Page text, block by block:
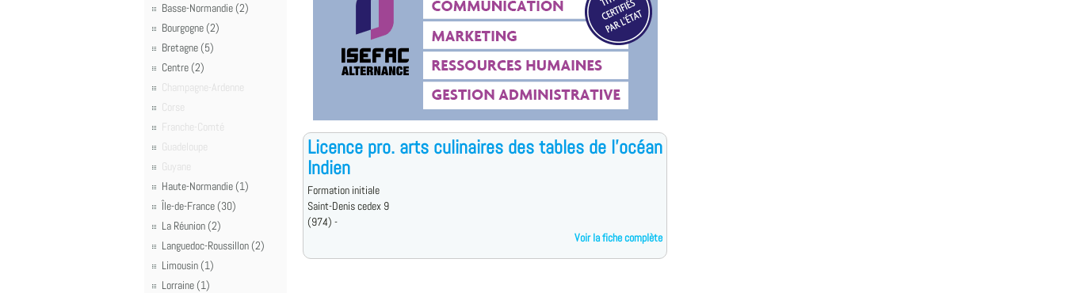
Basse-Normandie (2)
Bourgogne (2)
Bretagne (5)
Centre (2)
Champagne-Ardenne
Corse
Franche-Comté
Guadeloupe
Guyane
Haute-Normandie (1)
Île-de-France (30)
La Réunion (2)
Languedoc-Roussillon (2)
Limousin (1)
Lorraine (1)
Licence pro. arts culinaires des tables de l'océan
Indien
Formation initiale
Saint-Denis cedex 9
(974) -
Voir la fiche complète